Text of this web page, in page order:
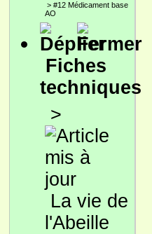
> #12 Médicament base
AO
Fiches
techniques
>
La vie de
l'Abeille